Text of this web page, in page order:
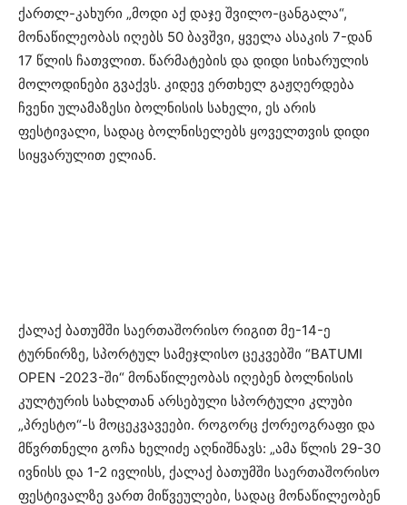
ქართლ-კახური „მოდი აქ დაჯე შვილო-ცანგალა“,
მონაწილეობას იღებს 50 ბავშვი, ყველა ასაკის 7-დან
17 წლის ჩათვლით. წარმატების და დიდი სიხარულის
მოლოდინები გვაქვს. კიდევ ერთხელ გაჟღერდება
ჩვენი ულამაზესი ბოლნისის სახელი, ეს არის
ფესტივალი, სადაც ბოლნისელებს ყოველთვის დიდი
სიყვარულით ელიან.
ქალაქ ბათუმში საერთაშორისო რიგით მე-14-ე
ტურნირზე, სპორტულ სამეჯლისო ცეკვებში “BATUMI
OPEN -2023-ში“ მონაწილეობას იღებენ ბოლნისის
კულტურის სახლთან არსებული სპორტული კლუბი
„პრესტო“-ს მოცეკვავეები. როგორც ქორეოგრაფი და
მწვრთნელი გოჩა ხელიძე აღნიშნავს: „ამა წლის 29-30
ივნისს და 1-2 ივლისს, ქალაქ ბათუმში საერთაშორისო
ფესტივალზე ვართ მიწვეულები, სადაც მონაწილეობენ